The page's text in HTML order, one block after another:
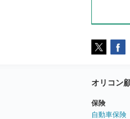
オリコン
保険
自動車保険